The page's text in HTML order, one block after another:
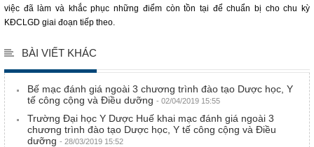
việc đã làm và khắc phục những điểm còn tồn tại để chuẩn bị cho chu kỳ
KĐCLGD giai đoạn tiếp theo.
BÀI VIẾT KHÁC
Bế mạc đánh giá ngoài 3 chương trình đào tạo Dược học, Y
tế công cộng và Điều dưỡng - 02/04/2019 15:55
Trường Đại học Y Dược Huế khai mạc đánh giá ngoài 3
chương trình đào tạo Dược học, Y tế công cộng và Điều
dưỡng - 28/03/2019 15:52